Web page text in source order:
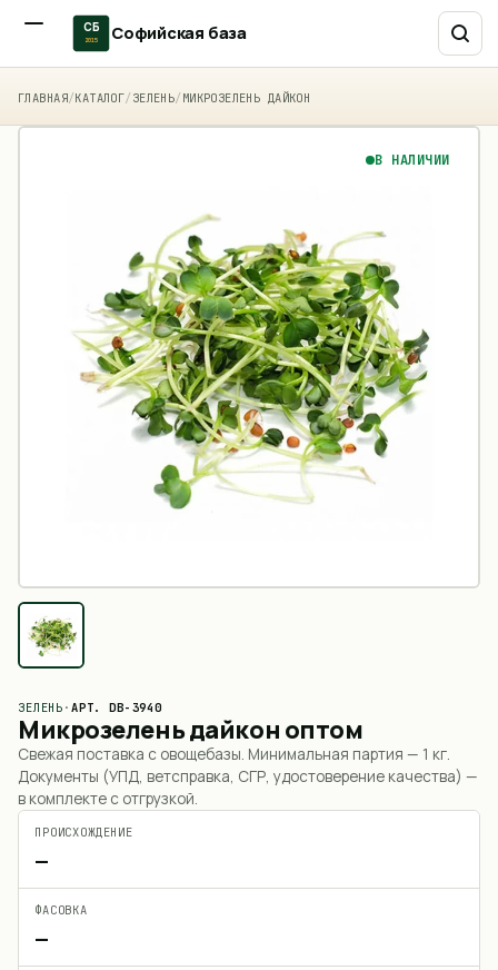
СБ
2015 Софийская база
ГЛАВНАЯ/КАТАЛОГ/ ЗЕЛЕНЬ/ МИКРОЗЕЛЕНЬ ДАЙКОН
В НАЛИЧИИ
ЗЕЛЕНЬ · АРТ.DB-3940
Микрозелень дайкон оптом
Свежая поставка с овощебазы. Минимальная партия — 1 кг.
Документы (УПД, ветсправка, СГР, удостоверение качества) —
в комплекте с отгрузкой.
ПРОИСХОЖДЕНИЕ
—
ФАСОВКА
—